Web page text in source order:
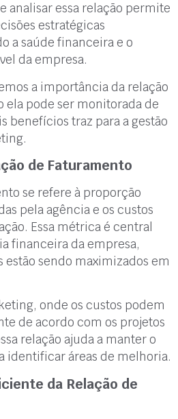
analisar essa relação permite
estratégicas
a saúde financeira e o
da empresa.
a importância da relação
pode ser monitorada de
benefícios traz para a gestão
de Faturamento
se refere à proporção
pela agência e os custos
Essa métrica é central
financeira da empresa,
sendo maximizados em
onde os custos podem
de acordo com os projetos
relação ajuda a manter o
identificar áreas de melhoria.
da Relação de